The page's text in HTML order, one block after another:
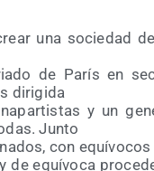
una socie­dad
de París en
dirigida
y un
Junto
con equívocos
de equí­vo­ca